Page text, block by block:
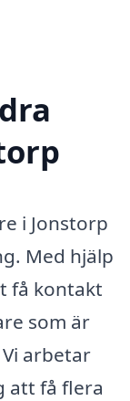
i Jonstorp
Med hjälp
få kontakt
som är
arbetar
att få flera